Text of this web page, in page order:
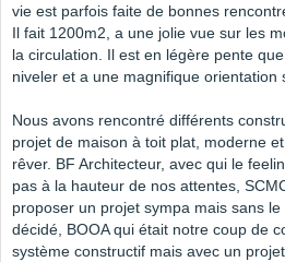
vie est parfois faite de bonnes
Il fait 1200m2, a une jolie vue sur les
la circulation. Il est en légère pente
niveler et a une magnifique orientation
Nous avons rencontré différents
projet de maison à toit plat, moderne
rêver. BF Architecteur, avec qui le
pas à la hauteur de nos attentes,
proposer un projet sympa mais sans
décidé, BOOA qui était notre coup de
système constructif mais avec un